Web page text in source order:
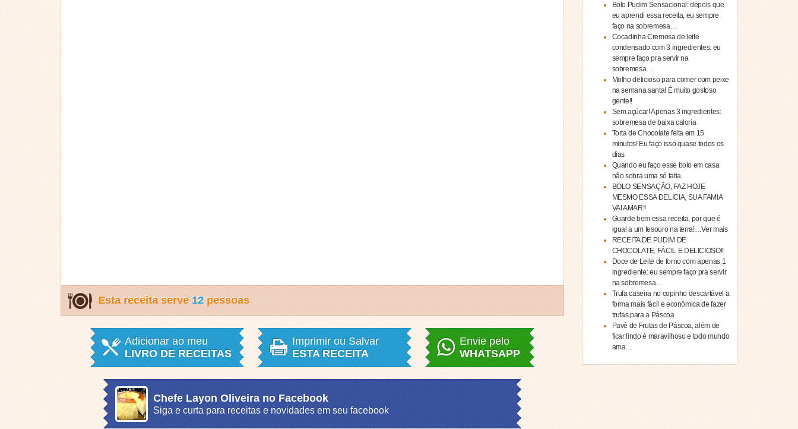
Esta receita serve 12 pessoas
Adicionar ao meu
LIVRO DE RECEITAS
Imprimir ou Salvar
ESTA RECEITA
Envie pelo
WHATSAPP
Chefe Layon Oliveira no Facebook
Siga e curta para receitas e novidades em seu facebook
Bolo Pudim Sensacional: depois que
eu aprendi essa receita, eu sempre
faço na sobremesa…
Cocadinha Cremosa de leite
condensado com 3 ingredientes: eu
sempre faço pra servir na
sobremesa…
Molho delicioso para comer com peixe
na semana santa! É muito gostoso
gente!!
Sem açúcar! Apenas 3 ingredientes:
sobremesa de baixa caloria
Torta de Chocolate feita em 15
minutos! Eu faço isso quase todos os
dias
Quando eu faço esse bolo em casa
não sobra uma só fatia.
BOLO SENSAÇÃO, FAZ HOJE
MESMO ESSA DELICIA, SUA FAMIA
VAI AMAR!!
Guarde bem essa receita, por que é
igual a um tesouro na terra!…Ver mais
RECEITA DE PUDIM DE
CHOCOLATE, FÁCIL E DELICIOSO!!
Doce de Leite de forno com apenas 1
ingrediente: eu sempre faço pra servir
na sobremesa…
Trufa caseira no copinho descartável a
forma mais fácil e econômica de fazer
trufas para a Páscoa
Pavê de Frutas de Páscoa, além de
ficar lindo é maravilhoso e todo mundo
ama…